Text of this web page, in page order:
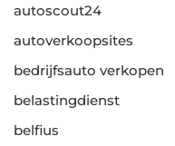
autoscout24
autoverkoopsites
bedrijfsauto verkopen
belastingdienst
belfius